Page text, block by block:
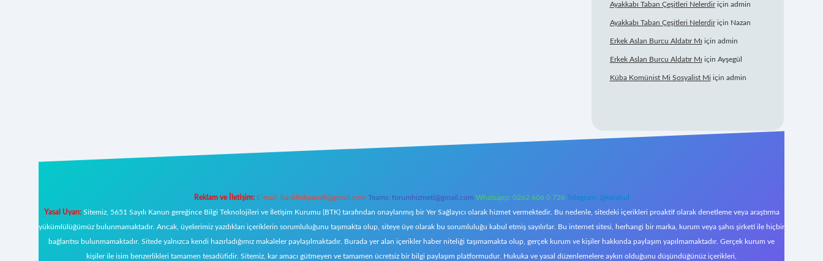
Ayakkabı Taban Çeşitleri Nelerdiriçin admin
Ayakkabı Taban Çeşitleri Nelerdiriçin Nazan
Erkek Aslan Burcu Aldatır Mı için admin
Erkek Aslan Burcu Aldatır Mı için Ayşegül
Küba Komünist Mi Sosyalist Mi için admin
Reklam ve İletişim: E-mail: backlinkpaneli@gmail.com Teams: forumhizmeti@gmail.com Whatsapp: 0262 606 0 726 Telegram: @karabul
Yasal Uyarı:Sitemiz, 5651 Sayılı Kanun gereğince Bilgi Teknolojileri ve İletişim Kurumu (BTK) tarafından onaylanmış bir Yer Sağlayıcı olarak hizmet vermektedir. Bu nedenle, sitedeki içerikleri proaktif olarak denetleme veya araştırma
yükümlülüğümüz bulunmamaktadır. Ancak, üyelerimiz yazdıkları içeriklerin sorumluluğunu taşımakta olup, siteye üye olarak bu sorumluluğu kabul etmiş sayılırlar. Bu internet sitesi, herhangi bir marka, kurum veya şahıs şirketi ile hiçbir
bağlantısı bulunmamaktadır. Sitede yalnızca kendi hazırladığımız makaleler paylaşılmaktadır. Burada yer alan içerikler haber niteliği taşımamakta olup, gerçek kurum ve kişiler hakkında paylaşım yapılmamaktadır. Gerçek kurum ve
kişiler ile isim benzerlikleri tamamen tesadüfidir. Sitemiz, kar amacı gütmeyen ve tamamen ücretsiz bir bilgi paylaşım platformudur. Hukuka ve yasal düzenlemelere aykırı olduğunu düşündüğünüz içerikleri,